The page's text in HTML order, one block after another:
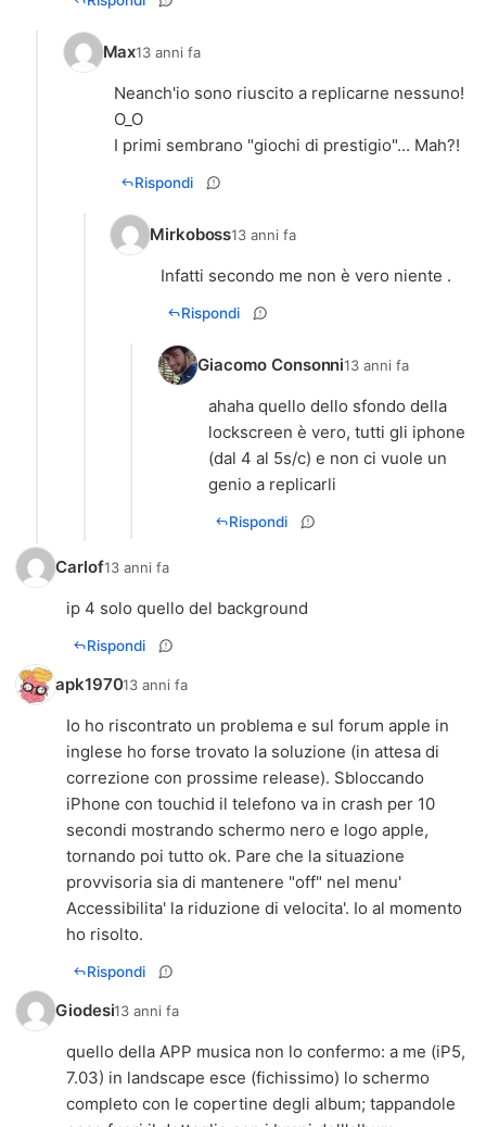
Max13 anni fa
Neanch'io sono riuscito a replicarne nessuno!
O_O
I primi sembrano "giochi di prestigio"... Mah?!
Rispondi
Mirkoboss13 anni fa
Infatti secondo me non è vero niente .
Rispondi
Giacomo Consonni13 anni fa
ahaha quello dello sfondo della
lockscreen è vero, tutti gli iphone
(dal 4 al 5s/c) e non ci vuole un
genio a replicarli
Rispondi
Carlof13 anni fa
ip 4 solo quello del background
Rispondi
apk197013 anni fa
Io ho riscontrato un problema e sul forum apple in
inglese ho forse trovato la soluzione (in attesa di
correzione con prossime release). Sbloccando
iPhone con touchid il telefono va in crash per 10
secondi mostrando schermo nero e logo apple,
tornando poi tutto ok. Pare che la situazione
provvisoria sia di mantenere "off" nel menu'
Accessibilita' la riduzione di velocita'. Io al momento
ho risolto.
Rispondi
Giodesi13 anni fa
quello della APP musica non lo confermo: a me (iP5,
7.03) in landscape esce (fichissimo) lo schermo
completo con le copertine degli album; tappandole